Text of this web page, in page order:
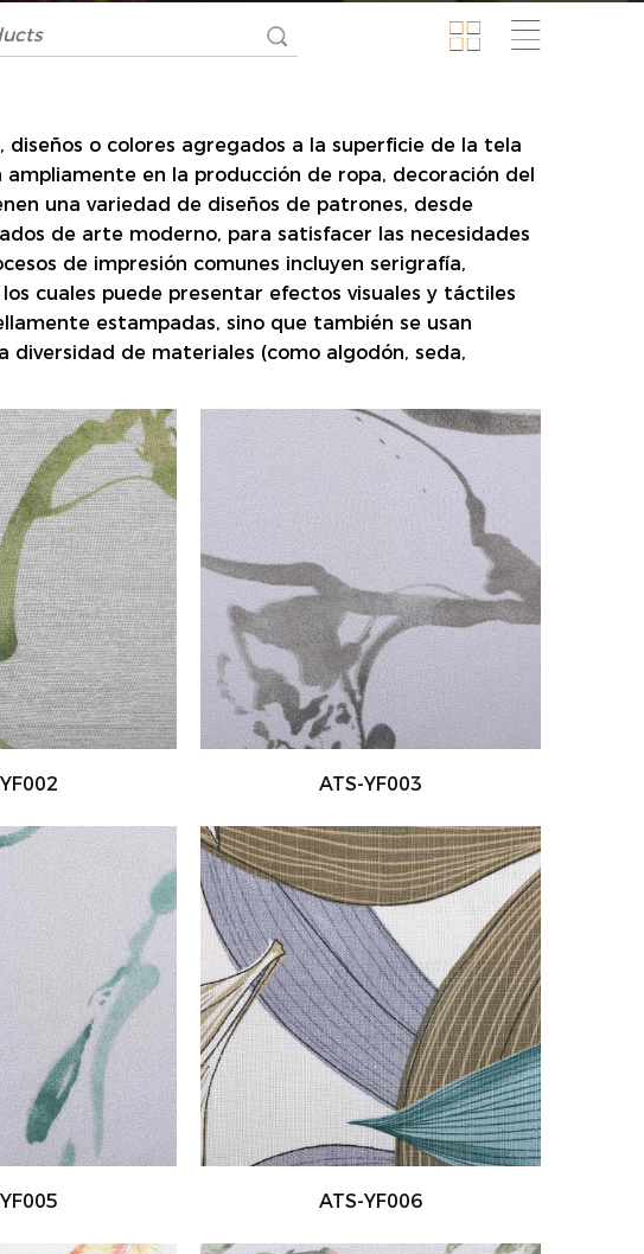
o colores agregados a la superficie de la tela
en la producción de ropa, decoración del
una variedad de diseños de patrones, desde
de arte moderno, para satisfacer las necesidades
de impresión comunes incluyen serigrafía,
cuales puede presentar efectos visuales y táctiles
estampadas, sino que también se usan
diversidad de materiales (como algodón, seda,
ATS-YF003
ATS-YF006